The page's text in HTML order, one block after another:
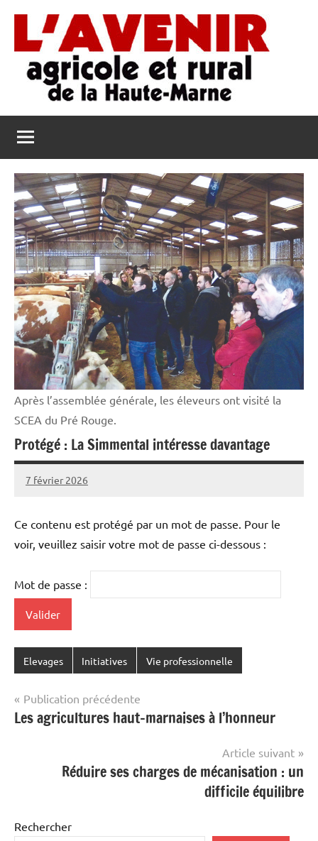
contenu
L'Avenir
Agricole
et
Rural
de
la
Haute-
Marne
et
Rural
de
la
Haute-
Marne
Après l’assemblée générale, les éleveurs ont visité la
SCEA du Pré Rouge.
Protégé : La Simmental intéresse davantage
7 février 2026
Thibaut
Ce contenu est protégé par un mot de passe. Pour le
voir, veuillez saisir votre mot de passe ci-dessous :
Mot de passe :
Elevages Initiatives Vie professionnelle
Navigation
de
Publication précédente
Les agricultures haut-marnaises à l’honneur
Article suivant
Réduire ses charges de mécanisation : un
difficile équilibre
Rechercher